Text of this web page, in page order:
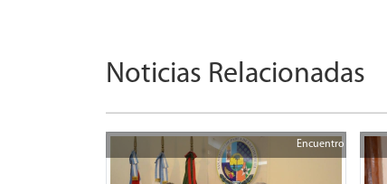
Noticias Relacionadas
Encuentro